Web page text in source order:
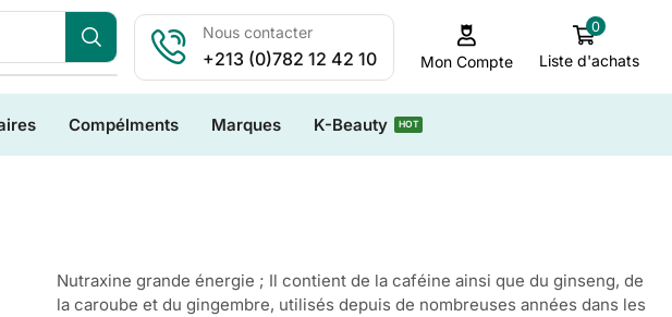
Nous contacter
+213 (0)782 12 42 10 Mon Compte
0
Liste d'achats
Compélments Marques K-Beauty HOT
Nutraxine grande énergie ; Il contient de la caféine ainsi que du ginseng, de
la caroube et du gingembre, utilisés depuis de nombreuses années dans les